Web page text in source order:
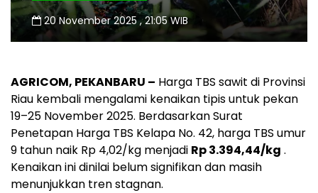
20 November 2025 , 21:05 WIB
AGRICOM, PEKANBARU – Harga TBS sawit di Provinsi
Riau kembali mengalami kenaikan tipis untuk pekan
19–25 November 2025. Berdasarkan Surat
Penetapan Harga TBS Kelapa No. 42, harga TBS umur
9 tahun naik Rp 4,02/kg menjadi Rp 3.394,44/kg .
Kenaikan ini dinilai belum signifikan dan masih
menunjukkan tren stagnan.